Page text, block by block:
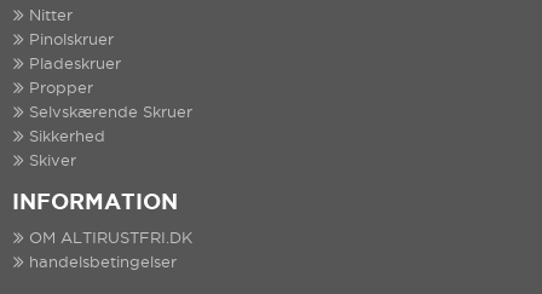
Nitter
Pinolskruer
Pladeskruer
Propper
Selvskærende Skruer
Sikkerhed
Skiver
INFORMATION
OM ALTIRUSTFRI.DK
handelsbetingelser